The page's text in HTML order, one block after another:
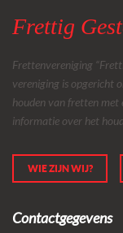
Frettig
Frettenvereniging
vereniging is opgericht
houden van fretten
informatie over het
WIE ZIJN WIJ?
Contactgegevens